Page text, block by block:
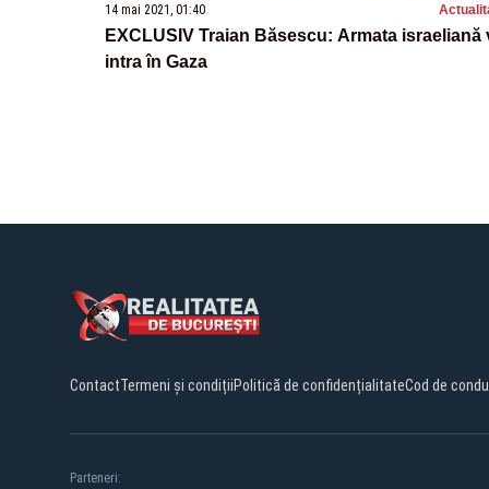
14 mai 2021, 01:40
EXCLUSIV Traian Băsescu: Armata israeliană
intra în Gaza
ContactTermeni și condițiiPolitică de confidențialitateCod de
Parteneri: